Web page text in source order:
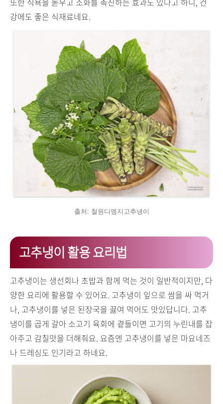
강에도 좋은 식재료네요.
출처: 철원디엠지고추냉이
고추냉이 활용 요리법
고추냉이는 생선회나 초밥과 함께 먹는 것이 일반적이지만, 다
양한 요리에 활용할 수 있어요. 고추냉이 잎으로 쌈을 싸 먹거
나, 고추냉이를 넣은 된장국을 끓여 먹어도 맛있답니다. 고추
냉이를 곱게 갈아 소고기 육회에 곁들이면 고기의 누린내를 잡
아주고 감칠맛을 더해줘요. 요즘엔 고추냉이를 넣은 마요네즈
나 드레싱도 인기라고 하네요.